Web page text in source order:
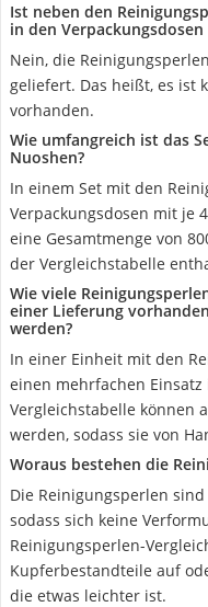
Ist neben den
in den
Nein, die
geliefert. Das heißt, es ist
vorhanden.
Wie umfangreich ist das
Nuoshen?
In einem Set mit den
Verpackungsdosen mit je
eine Gesamtmenge von
der Vergleichstabelle
Wie viele
einer Lieferung
werden?
In einer Einheit mit den
einen mehrfachen
Vergleichstabelle können
werden, sodass sie von
Woraus bestehen die
Die Reinigungsperlen
sodass sich keine
Reinigungsperlen-
Kupferbestandteile auf
die etwas leichter ist.